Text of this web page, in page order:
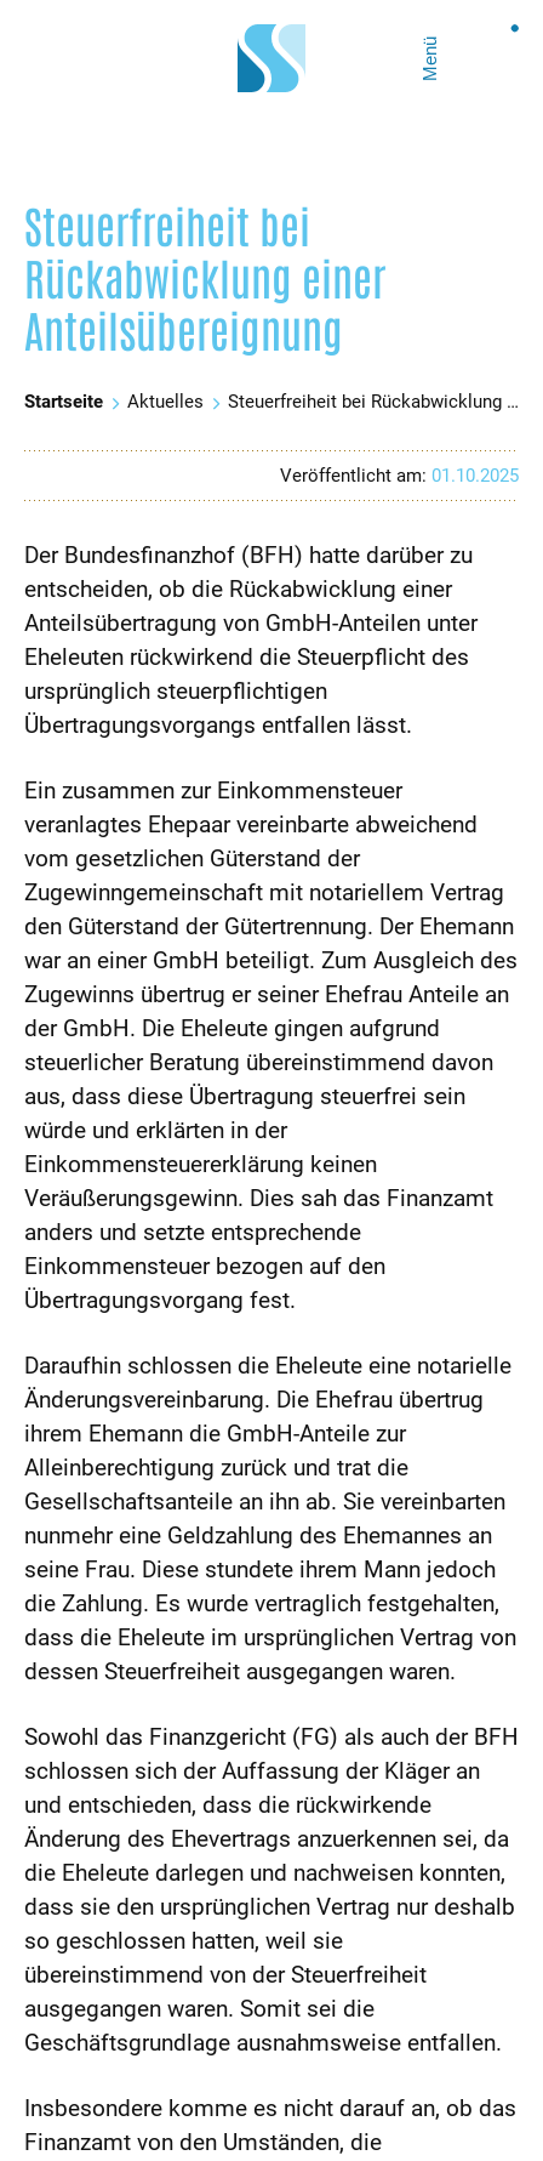
Menü
Steuerfreiheit bei
Rückabwicklung einer
Anteilsübereignung
Startseite Aktuelles Steuerfreiheit bei Rückabwicklung einer Anteilsübereignung
Veröffentlicht am: 01.10.2025
Der Bundesfinanzhof (BFH) hatte darüber zu
entscheiden, ob die Rückabwicklung einer
Anteilsübertragung von GmbH-Anteilen unter
Eheleuten rückwirkend die Steuerpflicht des
ursprünglich steuerpflichtigen
Übertragungsvorgangs entfallen lässt.
Ein zusammen zur Einkommensteuer
veranlagtes Ehepaar vereinbarte abweichend
vom gesetzlichen Güterstand der
Zugewinngemeinschaft mit notariellem Vertrag
den Güterstand der Gütertrennung. Der Ehemann
war an einer GmbH beteiligt. Zum Ausgleich des
Zugewinns übertrug er seiner Ehefrau Anteile an
der GmbH. Die Eheleute gingen aufgrund
steuerlicher Beratung übereinstimmend davon
aus, dass diese Übertragung steuerfrei sein
würde und erklärten in der
Einkommensteuererklärung keinen
Veräußerungsgewinn. Dies sah das Finanzamt
anders und setzte entsprechende
Einkommensteuer bezogen auf den
Übertragungsvorgang fest.
Daraufhin schlossen die Eheleute eine notarielle
Änderungsvereinbarung. Die Ehefrau übertrug
ihrem Ehemann die GmbH-Anteile zur
Alleinberechtigung zurück und trat die
Gesellschaftsanteile an ihn ab. Sie vereinbarten
nunmehr eine Geldzahlung des Ehemannes an
seine Frau. Diese stundete ihrem Mann jedoch
die Zahlung. Es wurde vertraglich festgehalten,
dass die Eheleute im ursprünglichen Vertrag von
dessen Steuerfreiheit ausgegangen waren.
Sowohl das Finanzgericht (FG) als auch der BFH
schlossen sich der Auffassung der Kläger an
und entschieden, dass die rückwirkende
Änderung des Ehevertrags anzuerkennen sei, da
die Eheleute darlegen und nachweisen konnten,
dass sie den ursprünglichen Vertrag nur deshalb
so geschlossen hatten, weil sie
übereinstimmend von der Steuerfreiheit
ausgegangen waren. Somit sei die
Geschäftsgrundlage ausnahmsweise entfallen.
Insbesondere komme es nicht darauf an, ob das
Finanzamt von den Umständen, die